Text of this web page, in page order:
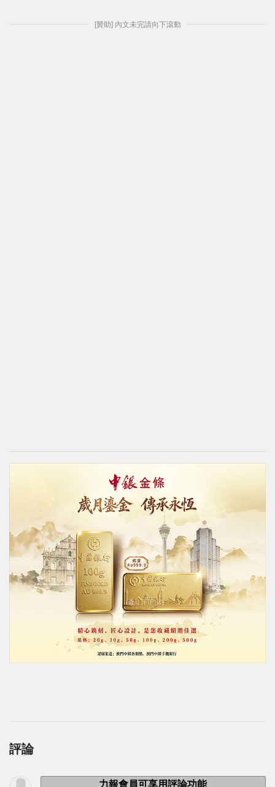
[贊助] 內文未完請向下滾動
評論
力報會員可享用評論功能